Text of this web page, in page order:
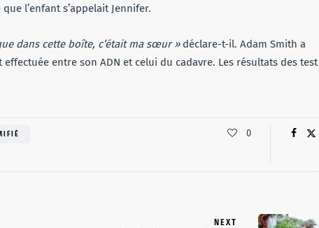
l’enfant s’appelait Jennifer.
dans cette boîte, c’était ma sœur »déclare-t-il. Adam Smith a
entre son ADN et celui du cadavre. Les résultats des test
0
NEXT